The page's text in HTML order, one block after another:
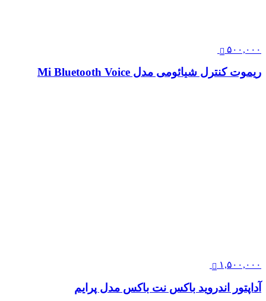
۵۰۰,۰۰۰
ریموت کنترل شیائومی مدل Mi Bluetooth Voice
۱,۵۰۰,۰۰۰
آداپتور اندروید باکس نت باکس مدل پرایم